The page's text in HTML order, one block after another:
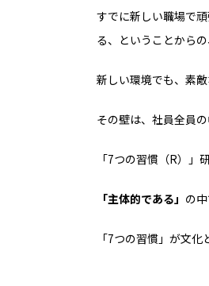
すでに新しい職場で
る、 ということからの
新しい環境でも、 素
その壁は、社員全員の
「7つの習慣（R）」
「主体的である」 の中
「7つの習慣」が文化